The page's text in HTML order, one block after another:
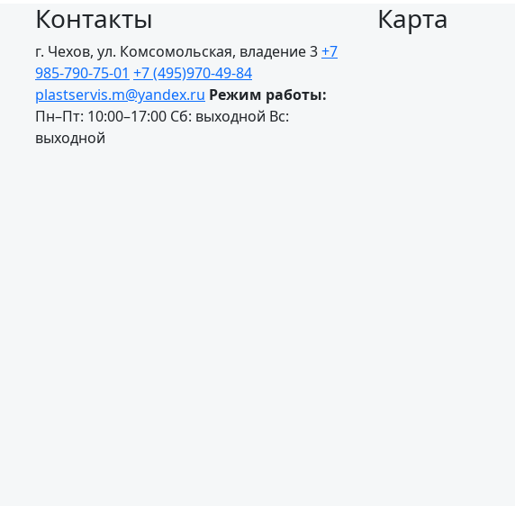
Объёмные конструкции:
Промо-стойки (фигурные или стандартные)
Демонстрационные стенды
Тотемы и напольные вывески
POS-боксы (коробки для размещения товара и рекламы
Упаковка и брендированные элементы:
Контакты
г. Чехов, ул. Комсомольская, владение 3+7
985-790-75-01 +7 (495)970-49-84
plastservis.m@yandex.ru Режим работы:
Пн–Пт: 10:00–17:00 Сб: выходной Вс:
выходной
Карта